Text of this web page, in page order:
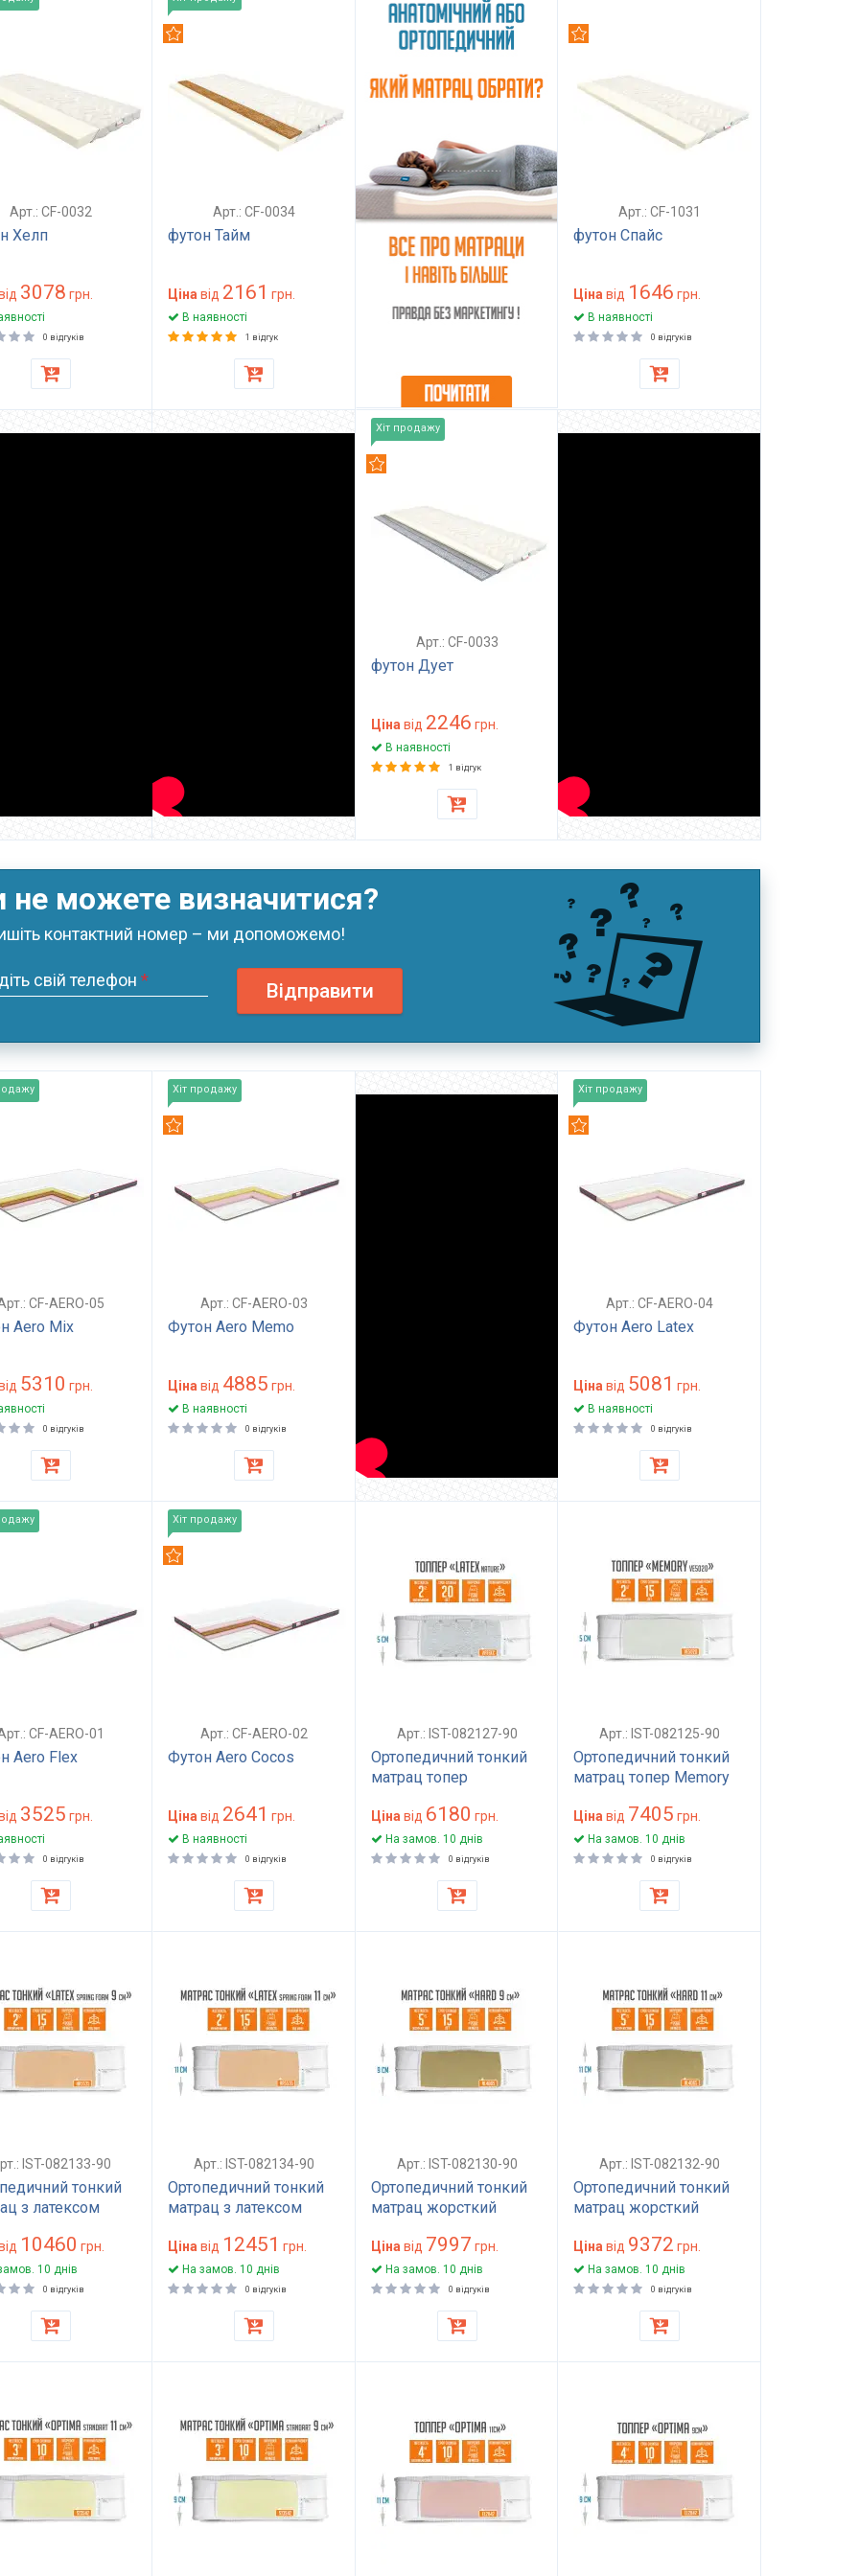
Арт.: CF-0032
Хелп
3078 грн.
0 відгуків
Арт.: CF-0034
футон Тайм
Ціна від 2161 грн.
В наявності
1 відгук
Арт.: CF-1031
футон Спайс
Ціна від 1646 грн.
В наявності
0 відгуків
Хіт продажу
Арт.: CF-0033
футон Дует
Ціна від 2246 грн.
В наявності
1 відгук
не можете визначитися?
контактний номер – ми допоможемо!
свій телефон * Відправити
CF-AERO-05
Aero Mix
5310 грн.
0 відгуків
Хіт продажу
Арт.: CF-AERO-03
Футон Aero Memo
Ціна від 4885 грн.
В наявності
0 відгуків
Хіт продажу
Арт.: CF-AERO-04
Футон Aero Latex
Ціна від 5081 грн.
В наявності
0 відгуків
CF-AERO-01
Aero Flex
3525 грн.
0 відгуків
Хіт продажу
Арт.: CF-AERO-02
Футон Aero Cocos
Ціна від 2641 грн.
В наявності
0 відгуків
Арт.: IST-082127-90
Ортопедичний тонкий
матрац топер
безпружинний LATEX
NATURE висота 5 см
розмір 90x200 см
Ціна від 6180 грн.
На замов. 10 днів
0 відгуків
Арт.: IST-082125-90
Ортопедичний тонкий
матрац топер Memory
5 см безпружинний
анатомічний матрац
для дивана м'який h-5
Ціна від 7405 грн.
На замов. 10 днів
0 відгуків
IST-082133-90
тонкий
з латексом
м'який,
9 см, матрац
та
спального
10460 грн.
10 днів
0 відгуків
Арт.: IST-082134-90
Ортопедичний тонкий
матрац з латексом
безпружинний, м'який,
висота 11 см, матрац
для сну підлітковий та
дорослий Spring Foam
Ціна від 12451 грн.
На замов. 10 днів
0 відгуків
Арт.: IST-082130-90
Ортопедичний тонкий
матрац жорсткий
см висота 9 см для сну
модель ХАРД (HARD)
Ціна від 7997 грн.
На замов. 10 днів
0 відгуків
Арт.: IST-082132-90
Ортопедичний тонкий
матрац жорсткий
см висота 11 см для
сну модель ХАРД
(HARD)
Ціна від 9372 грн.
На замов. 10 днів
0 відгуків